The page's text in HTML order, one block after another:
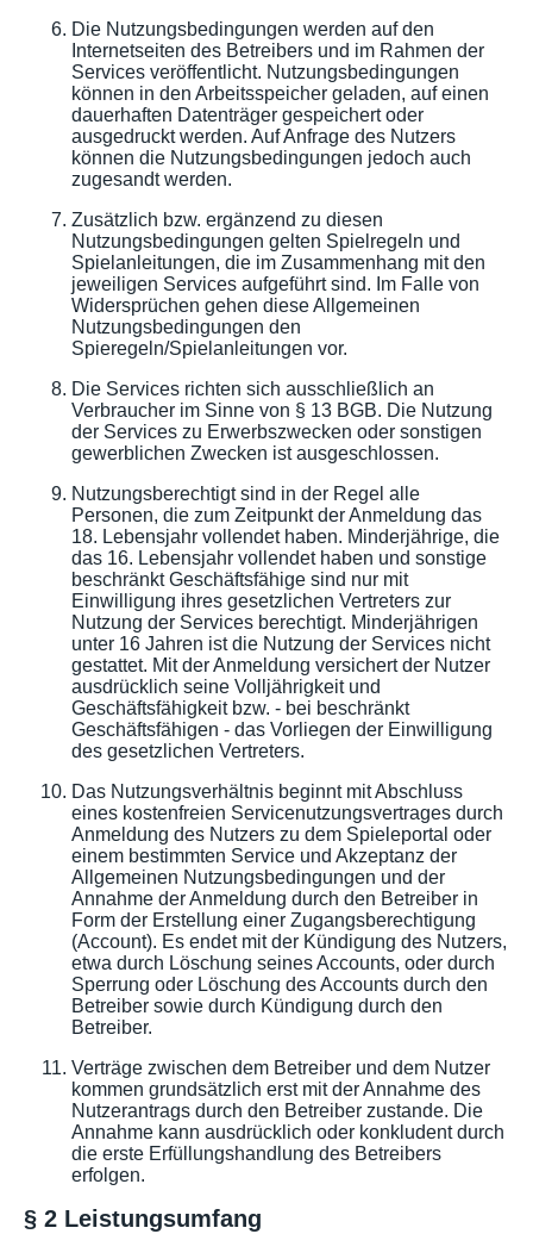
Die Nutzungsbedingungen werden auf den
Internetseiten des Betreibers und im Rahmen der
Services veröffentlicht. Nutzungsbedingungen
können in den Arbeitsspeicher geladen, auf einen
dauerhaften Datenträger gespeichert oder
ausgedruckt werden. Auf Anfrage des Nutzers
können die Nutzungsbedingungen jedoch auch
zugesandt werden.
Zusätzlich bzw. ergänzend zu diesen
Nutzungsbedingungen gelten Spielregeln und
Spielanleitungen, die im Zusammenhang mit den
jeweiligen Services aufgeführt sind. Im Falle von
Widersprüchen gehen diese Allgemeinen
Nutzungsbedingungen den
Spieregeln/Spielanleitungen vor.
Die Services richten sich ausschließlich an
Verbraucher im Sinne von § 13 BGB. Die Nutzung
der Services zu Erwerbszwecken oder sonstigen
gewerblichen Zwecken ist ausgeschlossen.
Nutzungsberechtigt sind in der Regel alle
Personen, die zum Zeitpunkt der Anmeldung das
18. Lebensjahr vollendet haben. Minderjährige, die
das 16. Lebensjahr vollendet haben und sonstige
beschränkt Geschäftsfähige sind nur mit
Einwilligung ihres gesetzlichen Vertreters zur
Nutzung der Services berechtigt. Minderjährigen
unter 16 Jahren ist die Nutzung der Services nicht
gestattet. Mit der Anmeldung versichert der Nutzer
ausdrücklich seine Volljährigkeit und
Geschäftsfähigkeit bzw. - bei beschränkt
Geschäftsfähigen - das Vorliegen der Einwilligung
des gesetzlichen Vertreters.
Das Nutzungsverhältnis beginnt mit Abschluss
eines kostenfreien Servicenutzungsvertrages durch
Anmeldung des Nutzers zu dem Spieleportal oder
einem bestimmten Service und Akzeptanz der
Allgemeinen Nutzungsbedingungen und der
Annahme der Anmeldung durch den Betreiber in
Form der Erstellung einer Zugangsberechtigung
(Account). Es endet mit der Kündigung des Nutzers,
etwa durch Löschung seines Accounts, oder durch
Sperrung oder Löschung des Accounts durch den
Betreiber sowie durch Kündigung durch den
Betreiber.
Verträge zwischen dem Betreiber und dem Nutzer
kommen grundsätzlich erst mit der Annahme des
Nutzerantrags durch den Betreiber zustande. Die
Annahme kann ausdrücklich oder konkludent durch
die erste Erfüllungshandlung des Betreibers
erfolgen.
§ 2 Leistungsumfang